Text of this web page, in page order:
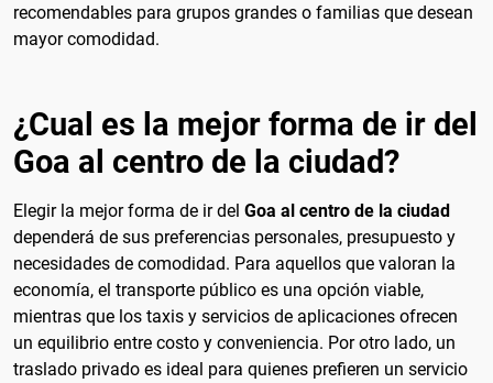
recomendables para grupos grandes o familias que desean
mayor comodidad.
¿Cual es la mejor forma de ir del
Goa al centro de la ciudad?
Elegir la mejor forma de ir del Goa al centro de la ciudad
dependerá de sus preferencias personales, presupuesto y
necesidades de comodidad. Para aquellos que valoran la
economía, el transporte público es una opción viable,
mientras que los taxis y servicios de aplicaciones ofrecen
un equilibrio entre costo y conveniencia. Por otro lado, un
traslado privado es ideal para quienes prefieren un servicio